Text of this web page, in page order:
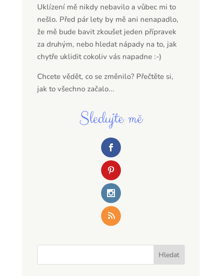
Uklízení mě nikdy nebavilo a vůbec mi to
nešlo. Před pár lety by mě ani nenapadlo,
že mě bude bavit zkoušet jeden přípravek
za druhým, nebo hledat nápady na to, jak
chytře uklidit cokoliv vás napadne :-)
Chcete vědět, co se změnilo? Přečtěte si,
jak to všechno začalo...
Sledujte mě